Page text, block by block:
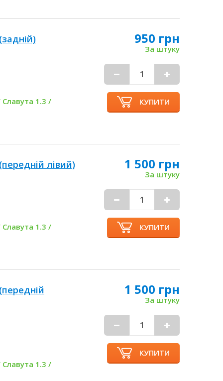
950 грн
За штуку
КУПИТИ
1.3 /
1 500 грн
За штуку
КУПИТИ
лівий)
1.3 /
1 500 грн
За штуку
КУПИТИ
1.3 /